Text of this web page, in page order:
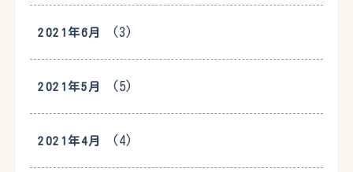
2021年6月 (3)
2021年5月 (5)
2021年4月 (4)